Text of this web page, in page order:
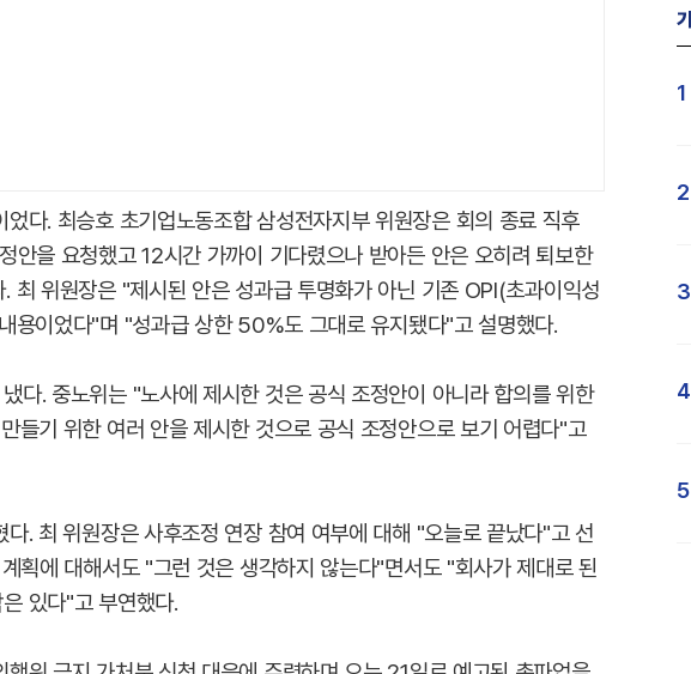
다. 최승호 초기업노동조합 삼성전자지부 위원장은 회의 종료 직후
안을 요청했고 12시간 가까이 기다렸으나 받아든 안은 오히려 퇴보한
최 위원장은 "제시된 안은 성과급 투명화가 아닌 기존 OPI(초과이익성
용이었다"며 "성과급 상한 50%도 그대로 유지됐다"고 설명했다.
다. 중노위는 "노사에 제시한 것은 공식 조정안이 아니라 합의를 위한
들기 위한 여러 안을 제시한 것으로 공식 조정안으로 보기 어렵다"고
. 최 위원장은 사후조정 연장 참여 여부에 대해 "오늘로 끝났다"고 선
획에 대해서도 "그런 것은 생각하지 않는다"면서도 "회사가 제대로 된
있다"고 부연했다.
1
2
3
4
5